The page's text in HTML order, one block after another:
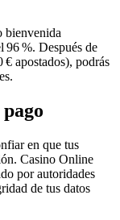
bienvenida
96 %. Después de
apostados), podrás
en que tus
Casino Online
por autoridades
de tus datos